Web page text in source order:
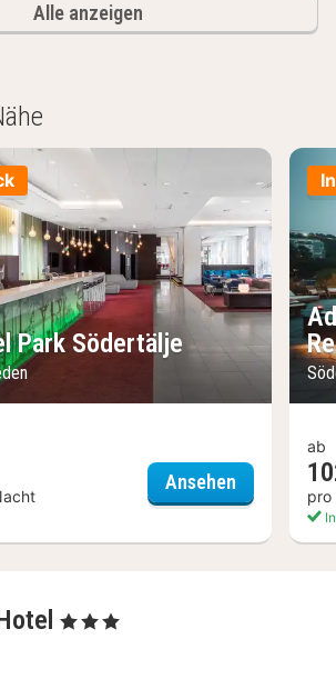
Alle anzeigen
Park Södertälje
Ansehen Quality
ab
pro
, 3 Sterne